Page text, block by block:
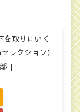
を取りにいく
レクション）
]